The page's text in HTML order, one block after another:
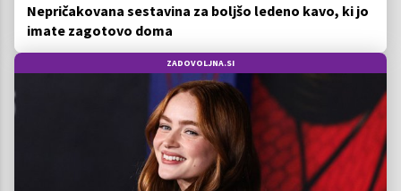
Nepričakovana sestavina za boljšo ledeno kavo, ki jo
imate zagotovo doma
ZADOVOLJNA.SI